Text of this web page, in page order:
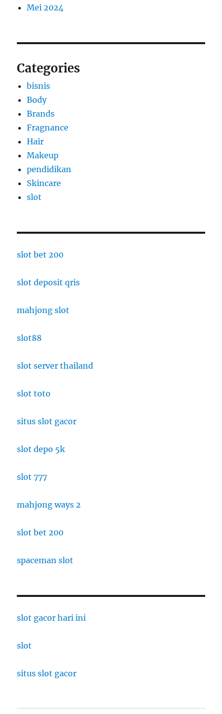
Mei 2024
Categories
bisnis
Body
Brands
Fragnance
Hair
Makeup
pendidikan
Skincare
slot
slot bet 200
slot deposit qris
mahjong slot
slot88
slot server thailand
slot toto
situs slot gacor
slot depo 5k
slot 777
mahjong ways 2
slot bet 200
spaceman slot
slot gacor hari ini
slot
situs slot gacor